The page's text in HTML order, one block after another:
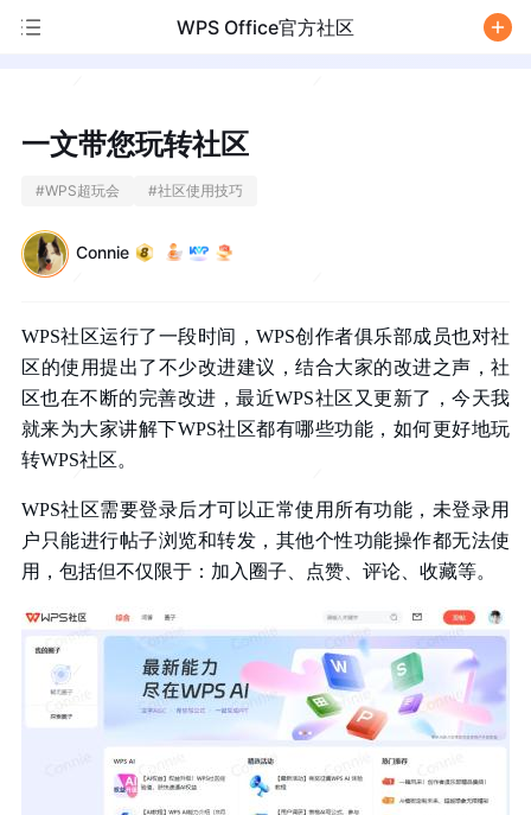
WPS Office官方社区
一文带您玩转社区
#WPS超玩会 #社区使用技巧
Connie
WPS社区运行了一段时间，WPS创作者俱乐部成员也对社
区的使用提出了不少改进建议，结合大家的改进之声，社
区也在不断的完善改进，最近WPS社区又更新了，今天我
就来为大家讲解下WPS社区都有哪些功能，如何更好地玩
转WPS社区。
WPS社区需要登录后才可以正常使用所有功能，未登录用
户只能进行帖子浏览和转发，其他个性功能操作都无法使
用，包括但不仅限于：加入圈子、点赞、评论、收藏等。